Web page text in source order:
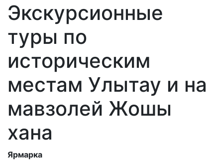
Экскурсионные
туры по
историческим
местам Улытау и на
мавзолей Жошы
хана
Ярмарка